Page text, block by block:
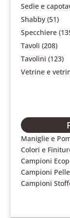
Sedie e
Shabby (51)
Specchiere
Tavoli (208)
Tavolini (123)
Vetrine e
Maniglie e
Colori e
Campioni
Campioni Pelle
Campioni